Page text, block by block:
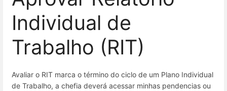
Individual de
Trabalho (RIT)
Avaliar o RIT marca o término do ciclo de um Plano Individual
de Trabalho, a chefia deverá acessar minhas pendencias ou